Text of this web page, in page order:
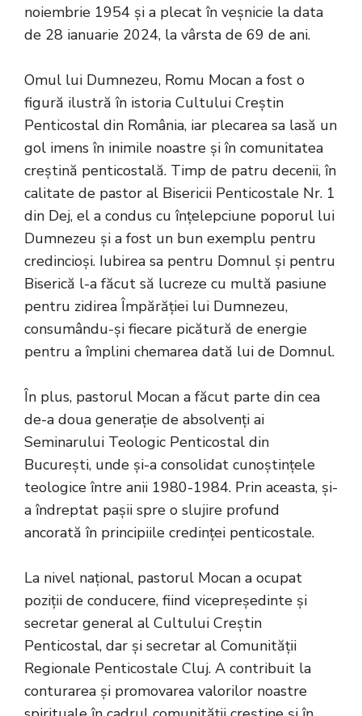
noiembrie 1954 și a plecat în veșnicie la data
de 28 ianuarie 2024, la vârsta de 69 de ani.
Omul lui Dumnezeu, Romu Mocan a fost o
figură ilustră în istoria Cultului Creștin
Penticostal din România, iar plecarea sa lasă un
gol imens în inimile noastre și în comunitatea
creștină penticostală. Timp de patru decenii, în
calitate de pastor al Bisericii Penticostale Nr. 1
din Dej, el a condus cu înțelepciune poporul lui
Dumnezeu și a fost un bun exemplu pentru
credincioși. Iubirea sa pentru Domnul și pentru
Biserică l-a făcut să lucreze cu multă pasiune
pentru zidirea Împărăției lui Dumnezeu,
consumându-și fiecare picătură de energie
pentru a împlini chemarea dată lui de Domnul.
În plus, pastorul Mocan a făcut parte din cea
de-a doua generație de absolvenți ai
Seminarului Teologic Penticostal din
București, unde și-a consolidat cunoștințele
teologice între anii 1980-1984. Prin aceasta, și-
a îndreptat pașii spre o slujire profund
ancorată în principiile credinței penticostale.
La nivel național, pastorul Mocan a ocupat
poziții de conducere, fiind vicepreședinte și
secretar general al Cultului Creștin
Penticostal, dar și secretar al Comunității
Regionale Penticostale Cluj. A contribuit la
conturarea și promovarea valorilor noastre